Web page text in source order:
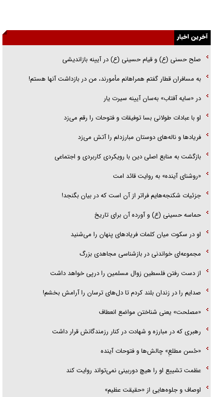
گفت‌وگو با خواهر یکی از شهدای جنگ رمضان/ خواهرم فرمانده جهادی و
اهل خدمت بی‌منت بود
جزئیات شکنجه‌هایم فراتر از آن است که در بیان بگنجد!
گزارش «جوان» از قوانین سخت‌گیرانه ۶ قاره در برابر یورش به پاسگاه‌های
پلیس
آخرین اخبار
صلح حسنی (ع) و قیام حسینی (ع) در آیینه بازاندیشی
به مسافران قطار گفتم همراهانم مأمورند، من در بازداشت آنها هستم!
در «سایه آفتاب» به‌سان آیینه سیرت یار
او با عبادات طولانی بسا توفیقات و فتوحات را رقم می‌زد
فریاد‌ها و ناله‌های دوستان مبارزدلم را آتش می‌زد
بازگشت به منابع اصلی دین با رویکردی کاربردی و اجتماعی
«روشنای آینده» به روایت قائد امت
جزئیات شکنجه‌هایم فراتر از آن است که در بیان بگنجد!
حماسه حسینی (ع) و آورده آن برای تاریخ
او در سکوت میان کلمات فریاد‌های پنهان را می‌شنید
مجموعه‌ای خواندنی در بازشناسی مجاهدی بزرگ
از دست رفتن فلسطین زوال مسلمین را درپی خواهد داشت
صدایم را در زندان بلند کردم تا دل‌های ترسان را آرامش بخشم!
«مصلحت» یعنی شناختن مواضع انعطاف
رهبری که در مبارزه و شهادت در کنار رزمندگانش قرار داشت
«حُسن مطلعِ» چالش‌ها و فتوحات آینده
عظمت تشییع او را هیچ دوربینی نمی‌تواند روایت کند
اوصاف و جلوه‌هایی از «حقیقت عظیم»